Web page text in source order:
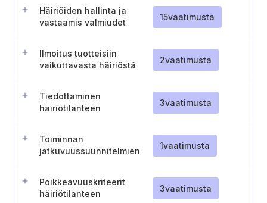
Häiriöiden hallinta ja
vastaamis valmiudet
15vaatimusta
Ilmoitus tuotteisiin
vaikuttavasta häiriöstä
2vaatimusta
Tiedottaminen
häiriötilanteen
3vaatimusta
Toiminnan
jatkuvuussuunnitelmien
1vaatimusta
Poikkeavuuskriteerit
häiriötilanteen
3vaatimusta